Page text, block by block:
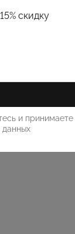
скидку
и принимаете
данных